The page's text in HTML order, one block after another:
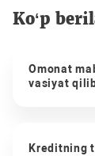
Ko‘p
Omonat
vasiyat
Kreditning